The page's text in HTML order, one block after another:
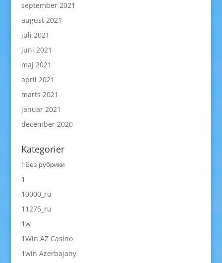
september 2021
august 2021
juli 2021
juni 2021
maj 2021
april 2021
marts 2021
januar 2021
december 2020
Kategorier
! Без рубрики
1
10000_ru
11275_ru
1w
1Win AZ Casino
1win Azerbajany